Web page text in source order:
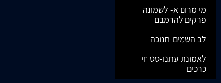
מי מרום א- לשמונה
פרקים להרמבם
לב השמים-חנוכה
לאמונת עתנו-סט חי
כרכים